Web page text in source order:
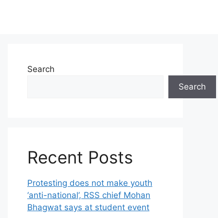
Search
Search
Recent Posts
Protesting does not make youth
‘anti-national’, RSS chief Mohan
Bhagwat says at student event